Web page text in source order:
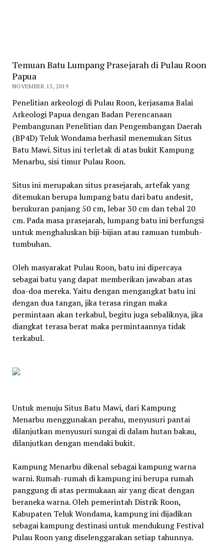
Temuan Batu Lumpang Prasejarah di Pulau Roon
Papua
NOVEMBER 15, 2019
Penelitian arkeologi di Pulau Roon, kerjasama Balai
Arkeologi Papua dengan Badan Perencanaan
Pembangunan Penelitian dan Pengembangan Daerah
(BP4D) Teluk Wondama berhasil menemukan Situs
Batu Mawi. Situs ini terletak di atas bukit Kampung
Menarbu, sisi timur Pulau Roon.
Situs ini merupakan situs prasejarah, artefak yang
ditemukan berupa lumpang batu dari batu andesit,
berukuran panjang 50 cm, lebar 30 cm dan tebal 20
cm. Pada masa prasejarah, lumpang batu ini berfungsi
untuk menghaluskan biji-bijian atau ramuan tumbuh-
tumbuhan.
Oleh masyarakat Pulau Roon, batu ini dipercaya
sebagai batu yang dapat memberikan jawaban atas
doa-doa mereka. Yaitu dengan mengangkat batu ini
dengan dua tangan, jika terasa ringan maka
permintaan akan terkabul, begitu juga sebaliknya, jika
diangkat terasa berat maka permintaannya tidak
terkabul.
Untuk menuju Situs Batu Mawi, dari Kampung
Menarbu menggunakan perahu, menyusuri pantai
dilanjutkan menyusuri sungai di dalam hutan bakau,
dilanjutkan dengan mendaki bukit.
Kampung Menarbu dikenal sebagai kampung warna
warni. Rumah-rumah di kampung ini berupa rumah
panggung di atas permukaan air yang dicat dengan
beraneka warna. Oleh pemerintah Distrik Roon,
Kabupaten Teluk Wondama, kampung ini dijadikan
sebagai kampung destinasi untuk mendukung Festival
Pulau Roon yang diselenggarakan setiap tahunnya.